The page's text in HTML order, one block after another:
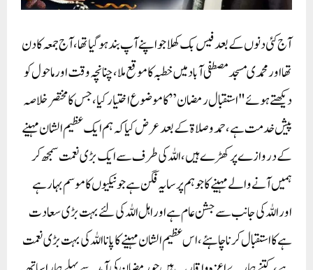
آج کئی دنوں کے بعد فیس بک کھلا جو اپنے آپ بند ہوگیا تھا،آج جمعہ کا دن
تھا اور محمدی مسجد مصطفی آباد میں خطبہ کا موقع ملا، چنانچہ وقت اور ماحول کو
دیکھتے ہوئے "استقبال رمضان ” کا موضوع اختیار کیا، جس کا مختصر خلاصہ
پیش خدمت ہے، حمد وصلاۃ کے بعد عرض کیا کہ ہم ایک عظیم الشان مہینے
کے دروازے پر کھڑے ہیں،اللہ کی طرف سے ایک بڑی نعمت سمجھ کر
ہمیں آنے والے مہینے کا جو ہم پر سایہ فگن ہے جو نیکیوں کا موسم بہار ہے
اور اللہ کی جانب سے جشن عام ہے اور اہل اللہ کی لئے بہت بڑی سعادت
ہے کا استقبال کرنا چاہئے، اس عظیم الشان مہینے کا پانا اللہ کی بہت بڑی نعمت